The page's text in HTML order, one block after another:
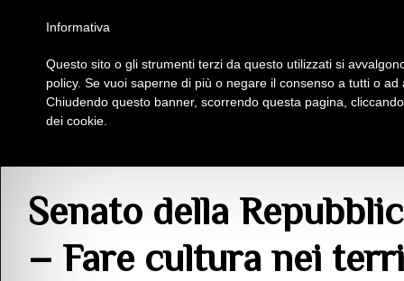
Insieme Per La Cultura
Senato della
– Fare cultura nei
Informativa
Questo sito o gli strumenti terzi da questo utilizzati si
policy. Se vuoi saperne di più o negare il consenso a tutti o
Chiudendo questo banner, scorrendo questa pagina,
dei cookie.